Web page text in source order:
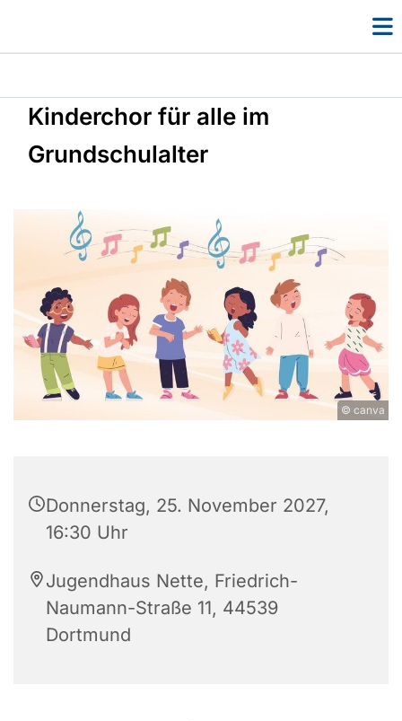
Kinderchor für alle im
Grundschulalter
© canva
Donnerstag, 25. November 2027,
16:30 Uhr
Jugendhaus Nette, Friedrich-
Naumann-Straße 11, 44539
Dortmund